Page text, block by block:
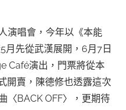
演唱會，今年以《本能
月先從武漢展開，6月7日
Café演出，門票將從本
開賣，陳德修也透露這次
〈BACK OFF〉，更期待